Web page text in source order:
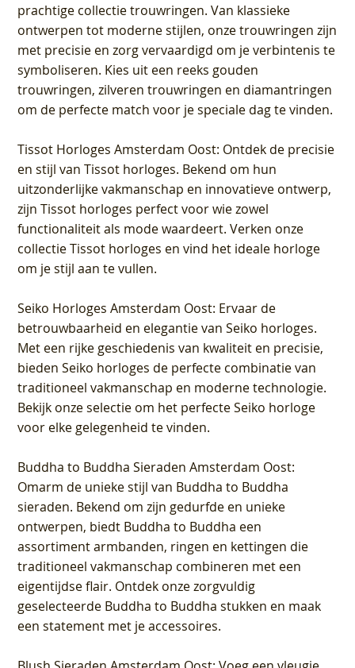
prachtige collectie trouwringen. Van klassieke
ontwerpen tot moderne stijlen, onze trouwringen zijn
met precisie en zorg vervaardigd om je verbintenis te
symboliseren. Kies uit een reeks gouden
trouwringen, zilveren trouwringen en diamantringen
om de perfecte match voor je speciale dag te vinden.
Tissot Horloges Amsterdam Oost: Ontdek de precisie
en stijl van Tissot horloges. Bekend om hun
uitzonderlijke vakmanschap en innovatieve ontwerp,
zijn Tissot horloges perfect voor wie zowel
functionaliteit als mode waardeert. Verken onze
collectie Tissot horloges en vind het ideale horloge
om je stijl aan te vullen.
Seiko Horloges Amsterdam Oost: Ervaar de
betrouwbaarheid en elegantie van Seiko horloges.
Met een rijke geschiedenis van kwaliteit en precisie,
bieden Seiko horloges de perfecte combinatie van
traditioneel vakmanschap en moderne technologie.
Bekijk onze selectie om het perfecte Seiko horloge
voor elke gelegenheid te vinden.
Buddha to Buddha Sieraden Amsterdam Oost:
Omarm de unieke stijl van Buddha to Buddha
sieraden. Bekend om zijn gedurfde en unieke
ontwerpen, biedt Buddha to Buddha een
assortiment armbanden, ringen en kettingen die
traditioneel vakmanschap combineren met een
eigentijdse flair. Ontdek onze zorgvuldig
geselecteerde Buddha to Buddha stukken en maak
een statement met je accessoires.